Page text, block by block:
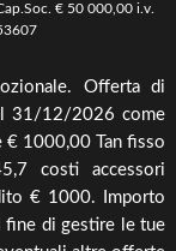
€ 50 000,00 i.v.
Offerta di
31/12/2026 come
€ 1000,00 Tan fisso
costi accessori
€ 1000. Importo
fine di gestire le tue